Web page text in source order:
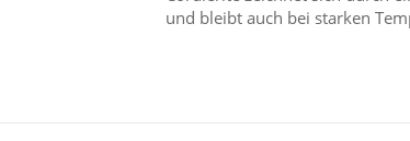
und bleibt auch bei starken